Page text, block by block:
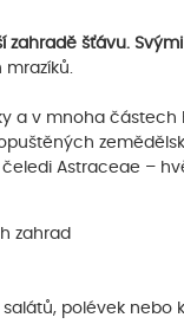
zahradě šťávu.
mrazíků.
a v mnoha
Astraceae –
zahrad
salátů, polévek nebo